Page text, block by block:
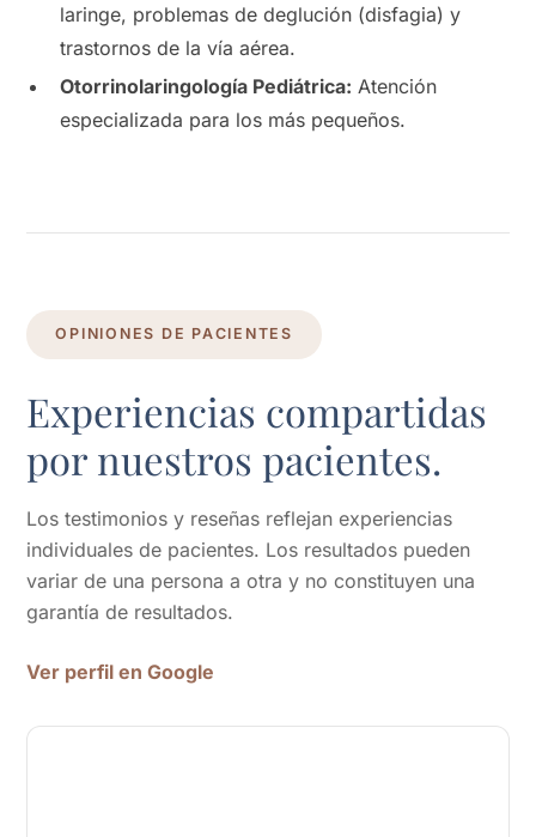
laringe, problemas de deglución (disfagia) y
trastornos de la vía aérea.
Otorrinolaringología Pediátrica: Atención
especializada para los más pequeños.
OPINIONES DE PACIENTES
Experiencias compartidas
por nuestros pacientes.
Los testimonios y reseñas reflejan experiencias
individuales de pacientes. Los resultados pueden
variar de una persona a otra y no constituyen una
garantía de resultados.
Ver perfil en Google